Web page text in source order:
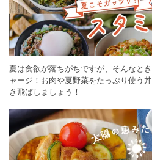
夏は食欲が落ちがちですが、そんなと
ャージ！お肉や夏野菜をたっぷり使う
き飛ばしましょう！